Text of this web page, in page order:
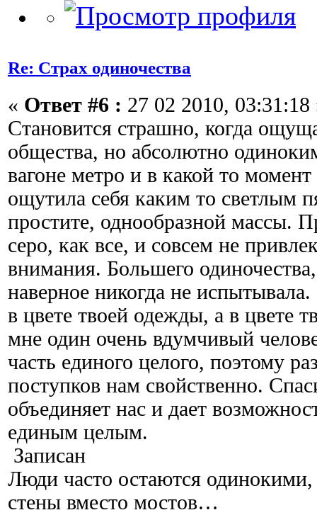
Re: Страх одиночества
« Ответ #6 : 27 02 2010, 03:31:18
Становится страшно, когда
общества, но абсолютно
вагоне метро и в какой то
ощутила себя каким то светлым
простите, однообразной массы.
серо, как все, и совсем не
внимания. Большего
наверное никогда не
в цвете твоей одежды, а в цвете
мне один очень вдумчивый
часть единого целого, поэтому
поступков нам свойственно.
объединяет нас и дает
единым целым.
Записан
Люди часто остаются
стены вместо мостов…